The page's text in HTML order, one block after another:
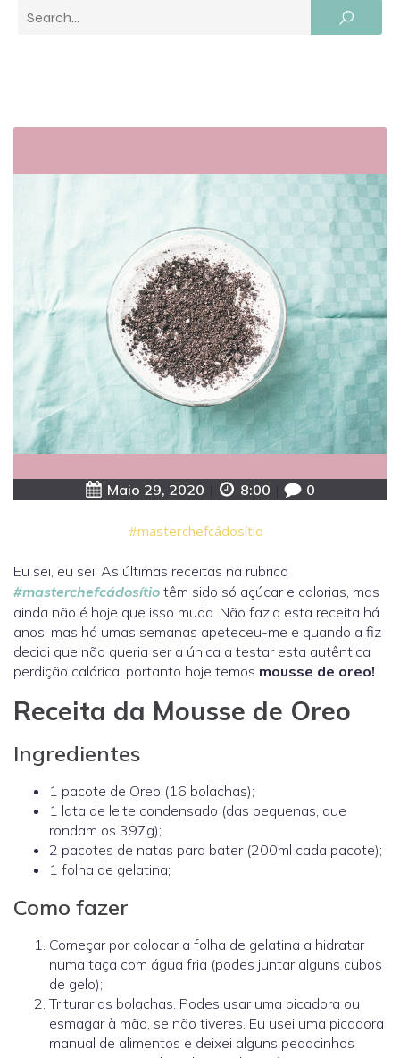
Maio 29, 2020 8:00 0
#masterchefcádosítio
Eu sei, eu sei! As últimas receitas na rubrica
#masterchefcádosítio têm sido só açúcar e calorias, mas
ainda não é hoje que isso muda. Não fazia esta receita há
anos, mas há umas semanas apeteceu-me e quando a fiz
decidi que não queria ser a única a testar esta autêntica
perdição calórica, portanto hoje temos mousse de oreo!
Receita da Mousse de Oreo
Ingredientes
1 pacote de Oreo (16 bolachas);
1 lata de leite condensado (das pequenas, que
rondam os 397g);
2 pacotes de natas para bater (200ml cada pacote);
1 folha de gelatina;
Como fazer
Começar por colocar a folha de gelatina a hidratar
numa taça com água fria (podes juntar alguns cubos
de gelo);
Triturar as bolachas. Podes usar uma picadora ou
esmagar à mão, se não tiveres. Eu usei uma picadora
manual de alimentos e deixei alguns pedacinhos